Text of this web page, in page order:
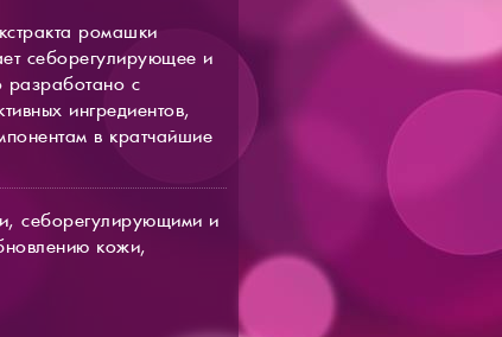
ромашки
себорегулирующее и
разработано с
ингредиентов,
в кратчайшие
себорегулирующими и
кожи,